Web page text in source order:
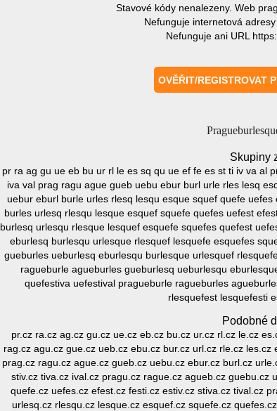
Stavové kódy nenalezeny. Web
Nefunguje internetová
Nefunguje ani URL
Skupiny
pr ra ag gu ue eb bu ur rl le es sq qu ue ef fe es st ti iv va al
iva val prag ragu ague gueb uebu ebur burl urle rles lesq
uebur eburl burle urles rlesq lesqu esque squef quefe
burles urlesq rlesqu lesque esquef squefe quefes uefest
burlesq urlesqu rlesque lesquef esquefe squefes quefest
eburlesq burlesqu urlesque rlesquef lesquefe esquefes
gueburles ueburlesq eburlesqu burlesque urlesquef
ragueburle agueburles gueburlesq ueburlesqu
quefestiva uefestival pragueburle ragueburles
rlesquefest lesquefesti
Podobné
pr.cz ra.cz ag.cz gu.cz ue.cz eb.cz bu.cz ur.cz rl.cz le.cz
rag.cz agu.cz gue.cz ueb.cz ebu.cz bur.cz url.cz rle.cz
prag.cz ragu.cz ague.cz gueb.cz uebu.cz ebur.cz burl.cz
stiv.cz tiva.cz ival.cz pragu.cz rague.cz agueb.cz
quefe.cz uefes.cz efest.cz festi.cz estiv.cz stiva.cz tival.cz
urlesq.cz rlesqu.cz lesque.cz esquef.cz squefe.cz